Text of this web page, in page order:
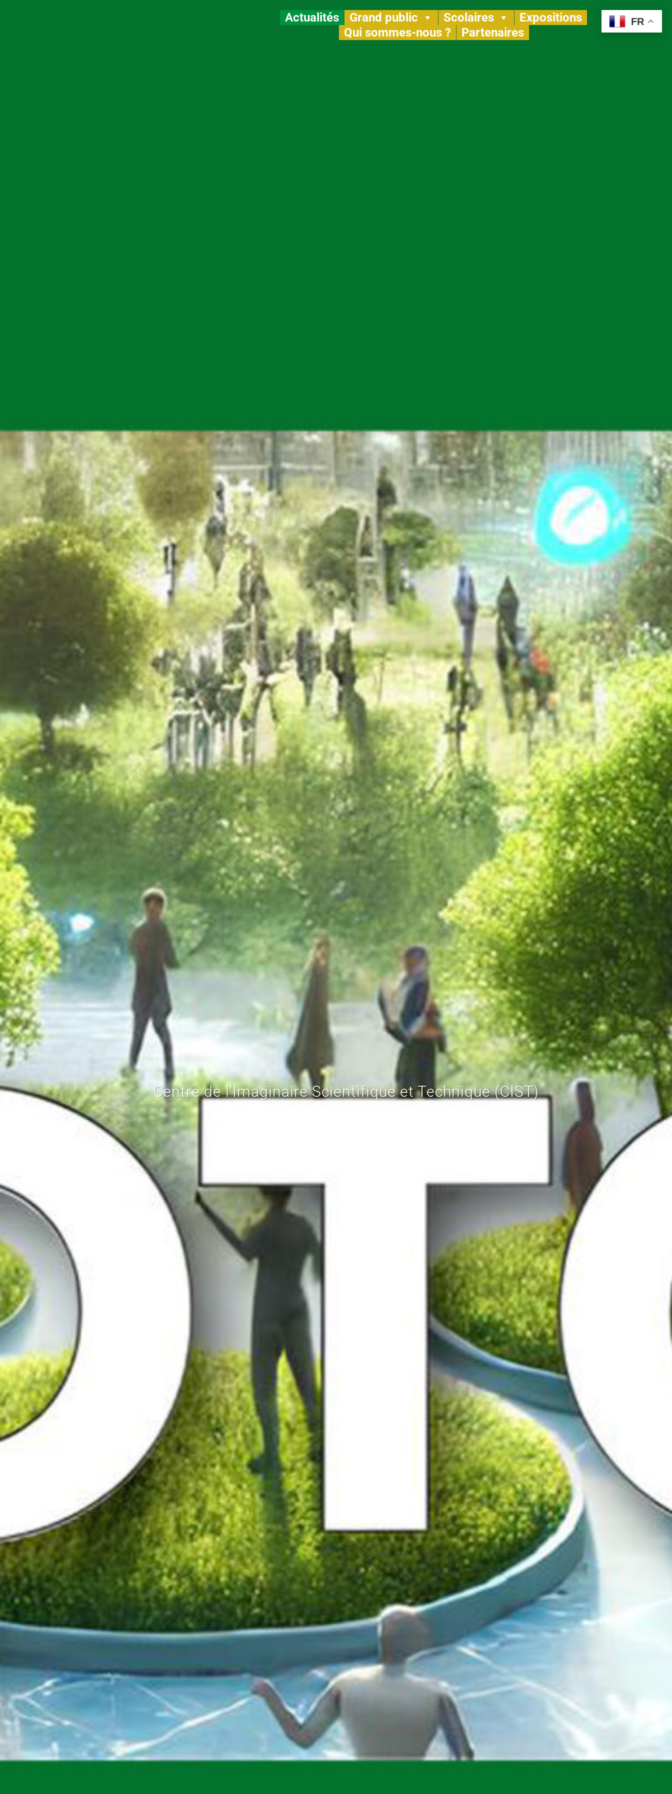
Actualités Grand public Scolaires
Expositions
Qui sommes-nous ?
Partenaires
Centre de l'Imaginaire Scientifique et Technique (CIST)
FR